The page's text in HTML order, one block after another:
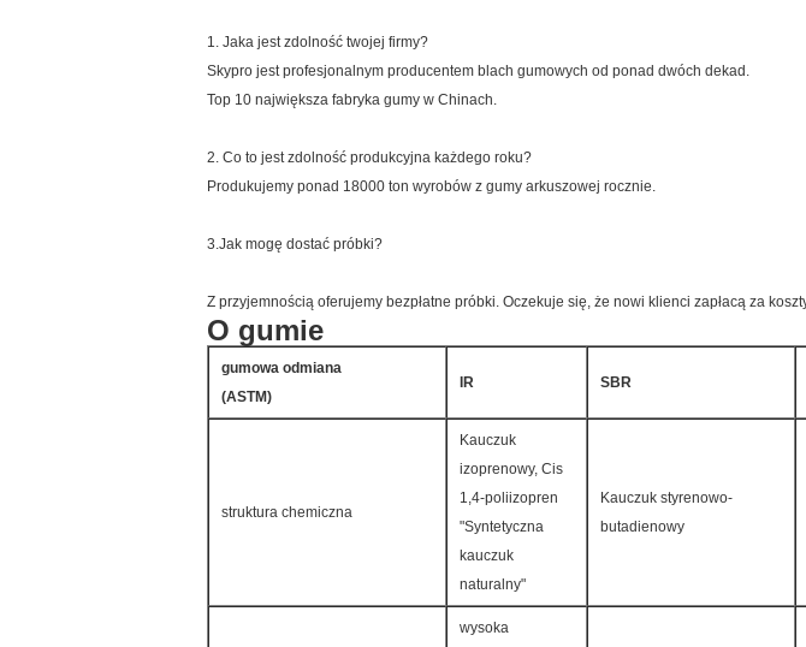
1. Jaka jest zdolność twojej firmy?
Skypro jest profesjonalnym producentem blach gumowych od ponad dwóch dekad.
Top 10 największa fabryka gumy w Chinach.
2. Co to jest zdolność produkcyjna każdego roku?
Produkujemy ponad 18000 ton wyrobów z gumy arkuszowej rocznie.
3.Jak mogę dostać próbki?
Z przyjemnością oferujemy bezpłatne próbki. Oczekuje się, że nowi klienci zapłacą za
O gumie
gumowa odmiana
(ASTM)
IR SBR
struktura chemiczna
Kauczuk
izoprenowy, Cis
1,4-poliizopren
"Syntetyczna
kauczuk
naturalny"
Kauczuk styrenowo-
butadienowy
wysoka